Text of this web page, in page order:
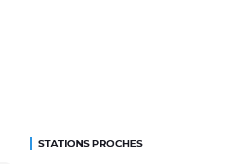
STATIONS PROCHES